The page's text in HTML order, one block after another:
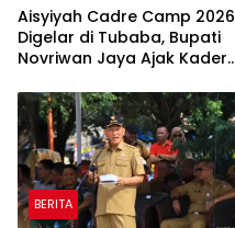
Aisyiyah Cadre Camp 2026
Digelar di Tubaba, Bupati
Novriwan Jaya Ajak Kader
Pembangunan
BERITA